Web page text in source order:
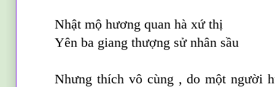
Nhật mộ hương quan hà xứ thị
Yên ba giang thượng sử nhân sầu
Nhưng thích vô cùng , do một người